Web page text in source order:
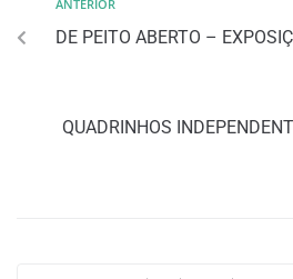
ANTERIOR
DE PEITO ABERTO –
QUADRINHOS